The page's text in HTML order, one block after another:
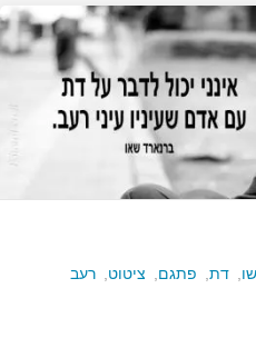
, דת, פתגם, ציטוט, רעב